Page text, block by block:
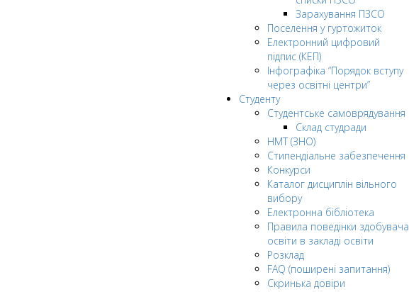
Зарахування ПЗСО
Поселення у гуртожиток
Електронний цифровий
підпис (КЕП)
Інфографіка “Порядок вступу
через освітні центри”
Студенту
Студентське самоврядування
Склад студради
НМТ (ЗНО)
Стипендіальне забезпечення
Конкурси
Каталог дисциплін вільного
вибору
Електронна бібліотека
Правила поведінки здобувача
освіти в закладі освіти
Розклад
FAQ (поширені запитання)
Скринька довіри